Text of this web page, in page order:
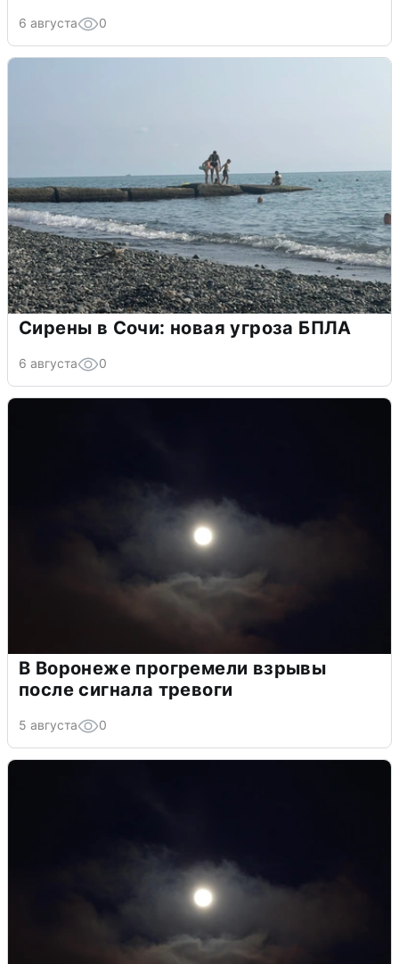
6 августа 0
Сирены в Сочи: новая угроза БПЛА
6 августа 0
В Воронеже прогремели взрывы
после сигнала тревоги
5 августа 0